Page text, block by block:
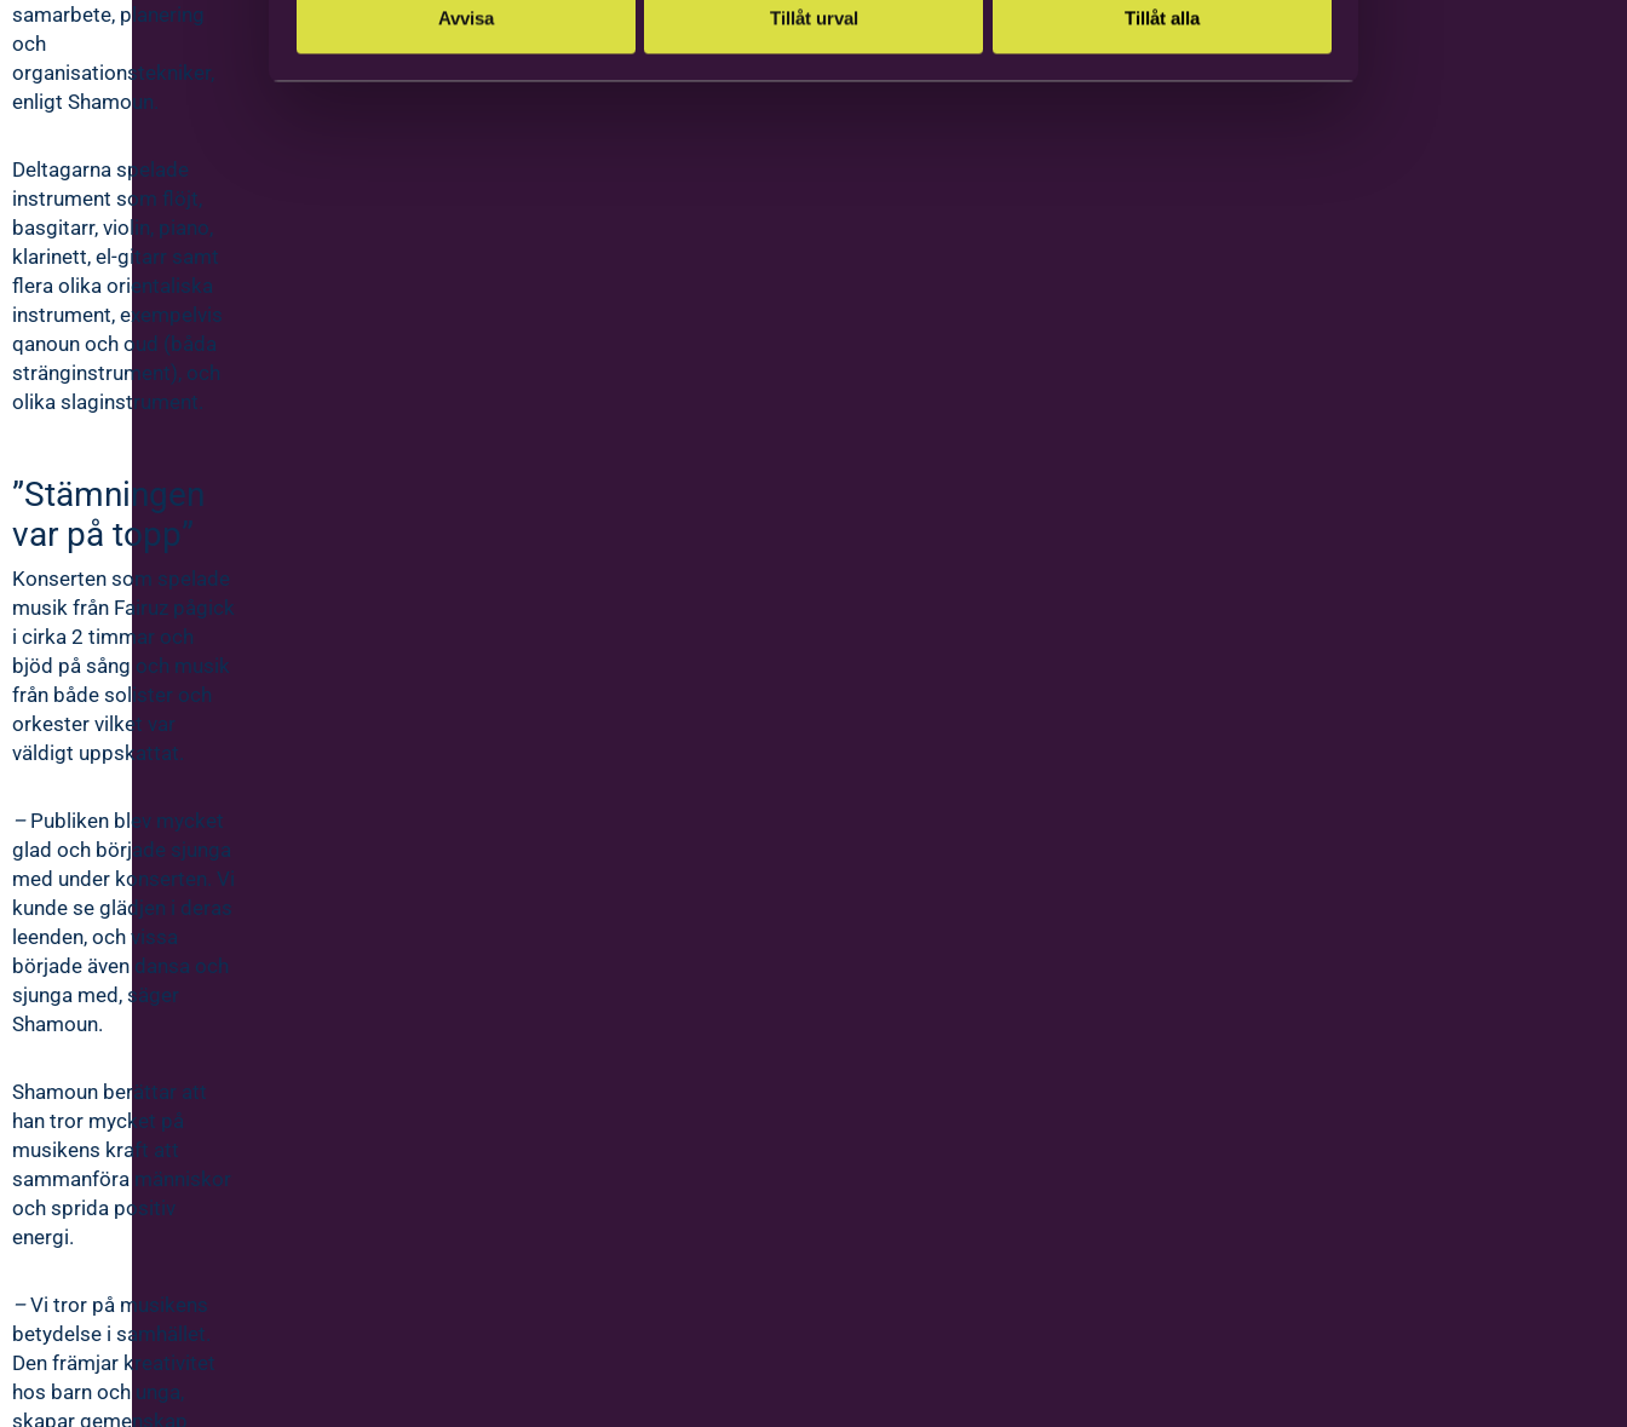
Avvisa Tillåt urval Tillåt alla
samarbete, planering
och
organisationstekniker,
enligt Shamoun.
Deltagarna spelade
instrument som flöjt,
basgitarr, violin, piano,
klarinett, el-gitarr samt
flera olika orientaliska
instrument, exempelvis
qanoun och oud (båda
stränginstrument), och
olika slaginstrument.
”Stämningen
var på topp”
Konserten som spelade
musik från Fairuz pågick
i cirka 2 timmar och
bjöd på sång och musik
från både solister och
orkester vilket var
väldigt uppskattat.
– Publiken blev mycket
glad och började sjunga
med under konserten. Vi
kunde se glädjen i deras
leenden, och vissa
började även dansa och
sjunga med, säger
Shamoun.
Shamoun berättar att
han tror mycket på
musikens kraft att
sammanföra människor
och sprida positiv
energi.
–Vi tror på musikens
betydelse i samhället.
Den främjar kreativitet
hos barn och unga,
skapar gemenskap